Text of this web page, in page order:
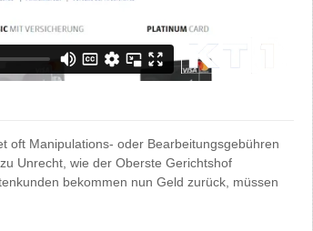
oft Manipulations- oder Bearbeitungsgebühren
Unrecht, wie der Oberste Gerichtshof
bekommen nun Geld zurück, müssen